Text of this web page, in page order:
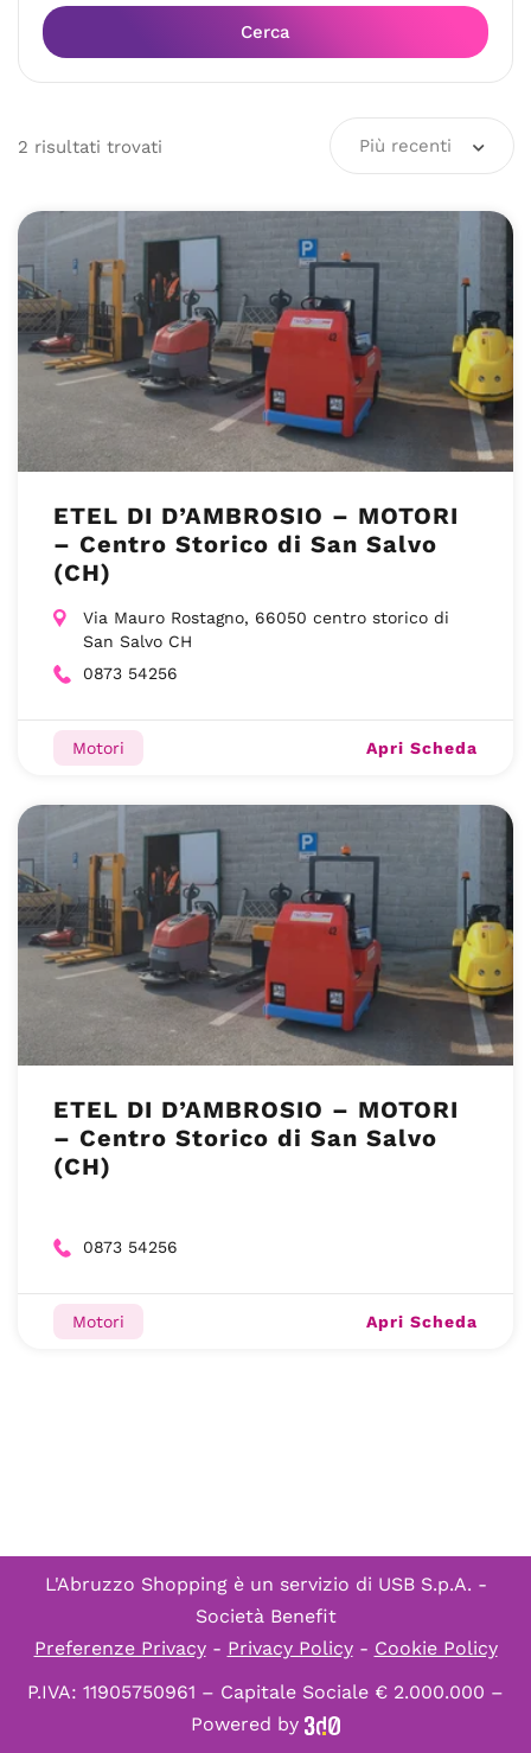
Cerca
2 risultati trovati Più recenti
ETEL DI D’AMBROSIO – MOTORI
– Centro Storico di San Salvo
(CH)
Via Mauro Rostagno, 66050 centro storico di
San Salvo CH
0873 54256
Motori Apri Scheda
ETEL DI D’AMBROSIO – MOTORI
– Centro Storico di San Salvo
(CH)
0873 54256
Motori Apri Scheda
L'Abruzzo Shopping è un servizio di USB S.p.A. -
Società Benefit
Preferenze Privacy- Privacy Policy- Cookie Policy
P.IVA: 11905750961 – Capitale Sociale € 2.000.000 –
Powered by